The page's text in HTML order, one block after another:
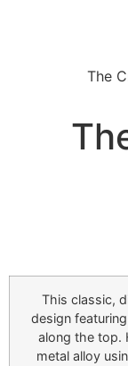
This classic,
design
along the top.
metal alloy